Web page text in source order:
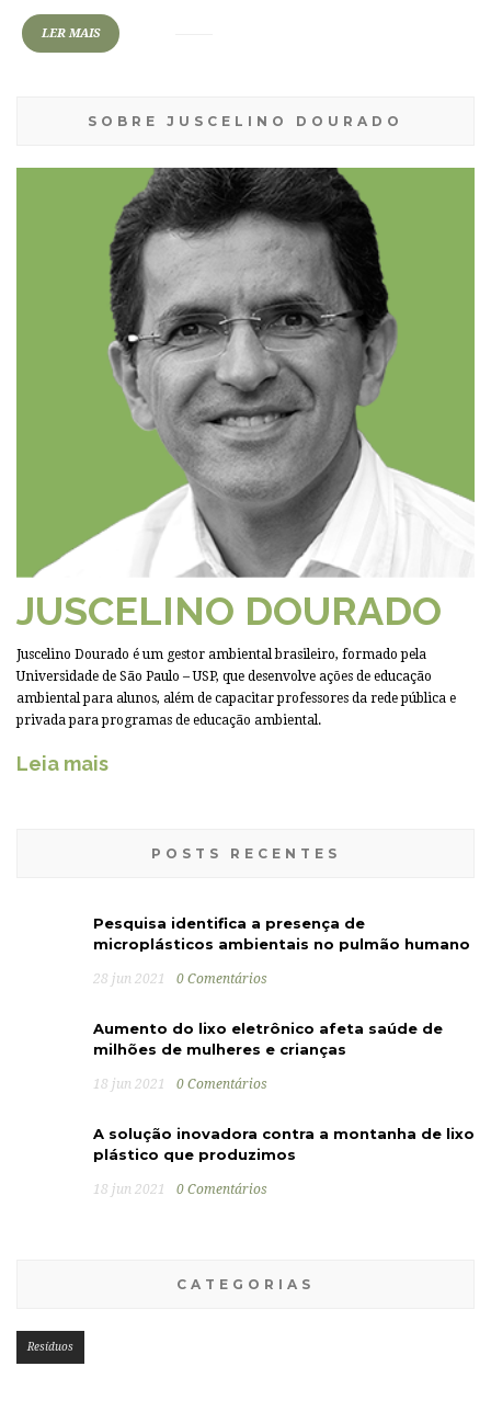
LER MAIS
SOBRE JUSCELINO DOURADO
JUSCELINO DOURADO
Juscelino Dourado é um gestor ambiental brasileiro, formado pela
Universidade de São Paulo – USP, que desenvolve ações de educação
ambiental para alunos, além de capacitar professores da rede pública e
privada para programas de educação ambiental.
Leia mais
POSTS RECENTES
Pesquisa identifica a presença de
microplásticos ambientais no pulmão humano
28 jun 2021 0 Comentários
Aumento do lixo eletrônico afeta saúde de
milhões de mulheres e crianças
18 jun 2021 0 Comentários
A solução inovadora contra a montanha de lixo
plástico que produzimos
18 jun 2021 0 Comentários
CATEGORIAS
Resíduos